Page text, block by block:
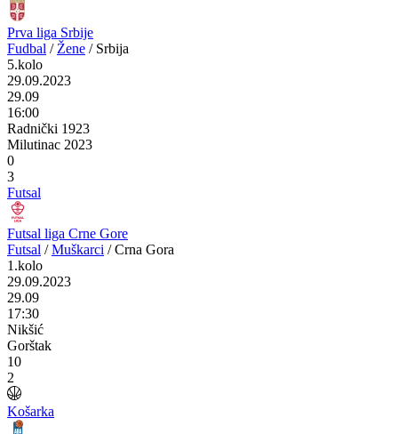
Prva liga Srbije
Fudbal / Žene / Srbija
5.kolo
29.09.2023
29.09
16:00
Radnički 1923
Milutinac 2023
0
3
Futsal
Futsal liga Crne Gore
Futsal / Muškarci / Crna Gora
1.kolo
29.09.2023
29.09
17:30
Nikšić
Gorštak
10
2
Košarka